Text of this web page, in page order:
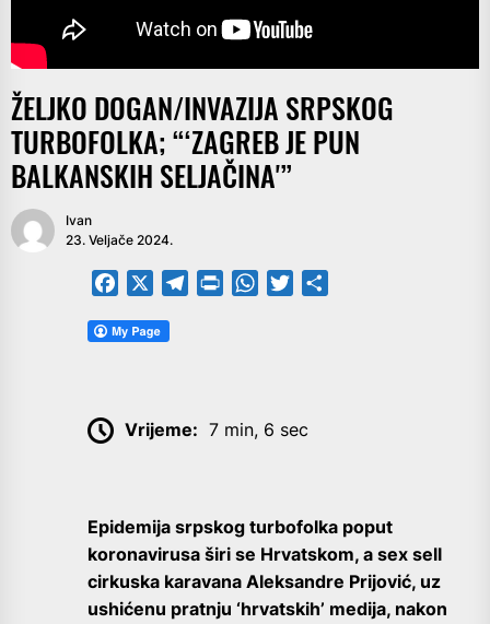
ŽELJKO DOGAN/INVAZIJA SRPSKOG
TURBOFOLKA; “‘ZAGREB JE PUN
BALKANSKIH SELJAČINA'”
Ivan
23. Veljače 2024.
Facebook TelegramPrintFriendly
WhatsApp
Twitter
Vrijeme: 7 min, 6 sec
Epidemija srpskog turbofolka poput
koronavirusa širi se Hrvatskom, a sex sell
cirkuska karavana Aleksandre Prijović, uz
ushićenu pratnju ‘hrvatskih’ medija, nakon